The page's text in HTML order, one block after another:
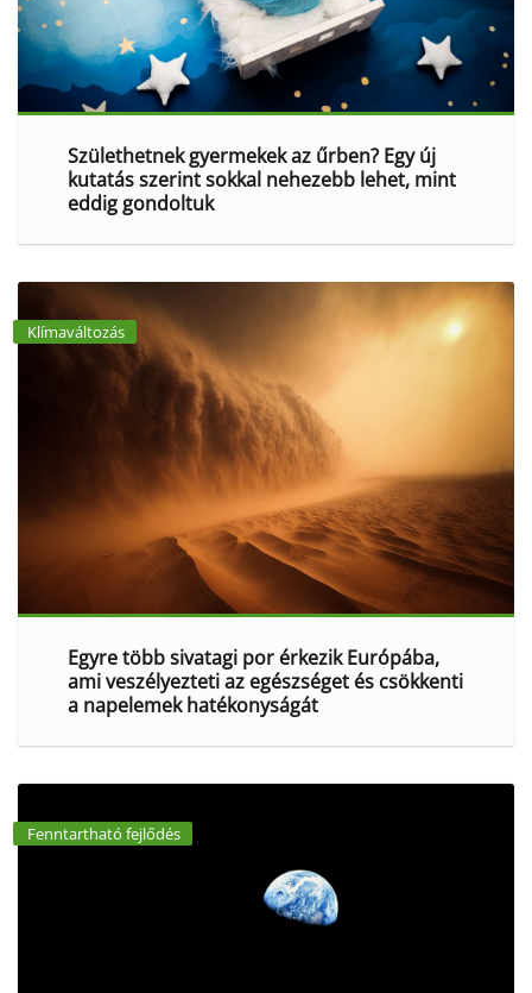
Születhetnek gyermekek az űrben? Egy új
kutatás szerint sokkal nehezebb lehet, mint
eddig gondoltuk
Klímaváltozás
Egyre több sivatagi por érkezik Európába,
ami veszélyezteti az egészséget és csökkenti
a napelemek hatékonyságát
Fenntartható fejlődés